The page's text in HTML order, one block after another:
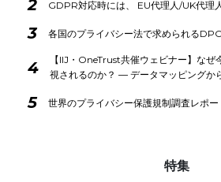
2 GDPR対応時には、 EU代理人/UK代理
3 各国のプライバシー法で求められる
4
【IIJ・OneTrust共催ウェビナー】な
視されるのか？ ― データマッピングか
5 世界のプライバシー保護規制調査レポー
特集